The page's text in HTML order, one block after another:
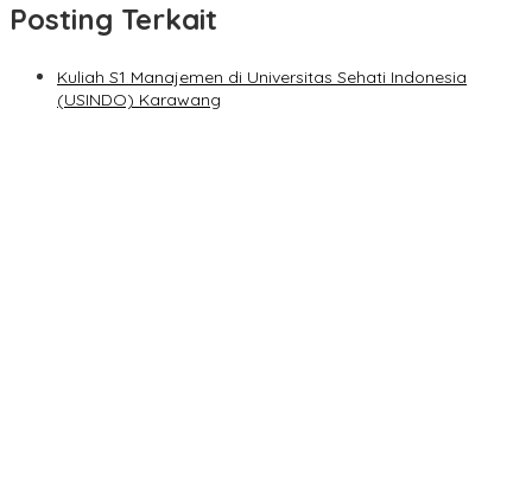
Posting Terkait
Kuliah S1 Manajemen di Universitas Sehati Indonesia
(USINDO) Karawang